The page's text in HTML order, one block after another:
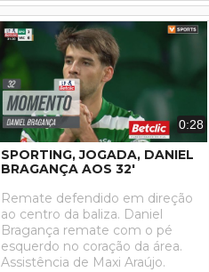
0:28
SPORTING, JOGADA, DANIEL
BRAGANÇA AOS 32'
Remate defendido em direção
ao centro da baliza. Daniel
Bragança remate com o pé
esquerdo no coração da área.
Assistência de Maxi Araújo.